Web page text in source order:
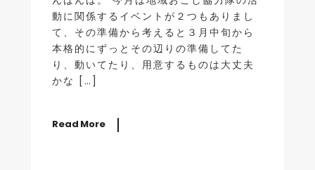
動に関係するイベントが２つもありまし
て、その準備から考えると３月中旬から
本格的にずっとその辺りの準備してた
り、動いてたり、用意するものは大丈夫
かな […]
Read More